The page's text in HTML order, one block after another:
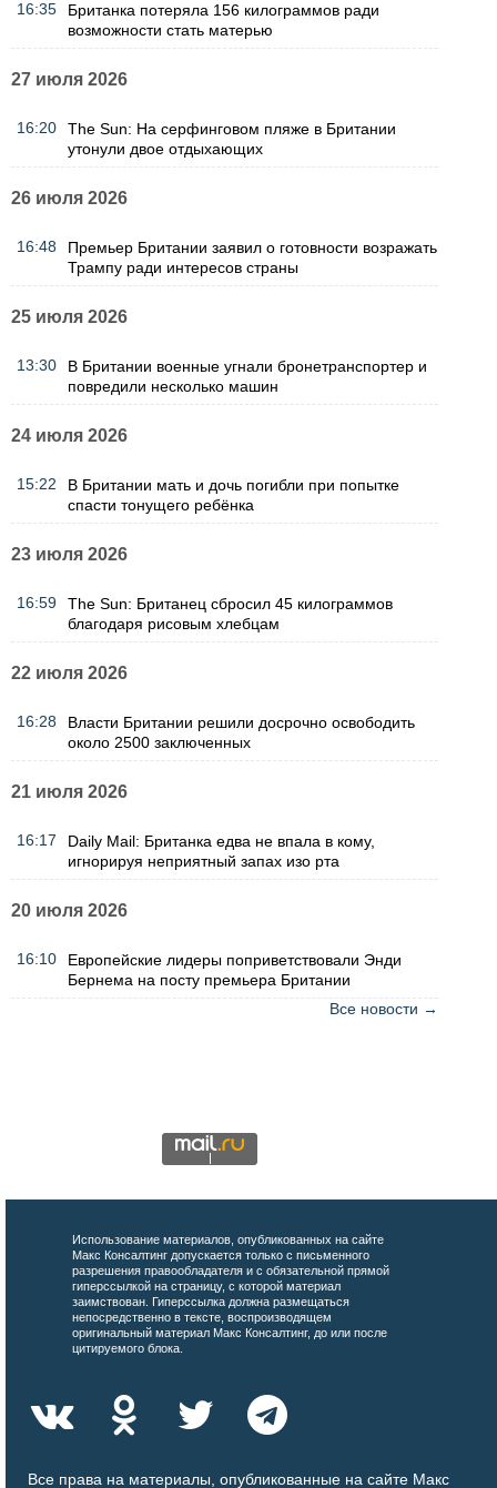
16:35
Британка потеряла 156 килограммов ради
возможности стать матерью
27 июля 2026
16:20
The Sun: На серфинговом пляже в Британии
утонули двое отдыхающих
26 июля 2026
16:48
Премьер Британии заявил о готовности возражать
Трампу ради интересов страны
25 июля 2026
13:30
В Британии военные угнали бронетранспортер и
повредили несколько машин
24 июля 2026
15:22
В Британии мать и дочь погибли при попытке
спасти тонущего ребёнка
23 июля 2026
16:59
The Sun: Британец сбросил 45 килограммов
благодаря рисовым хлебцам
22 июля 2026
16:28
Власти Британии решили досрочно освободить
около 2500 заключенных
21 июля 2026
16:17
Daily Mail: Британка едва не впала в кому,
игнорируя неприятный запах изо рта
20 июля 2026
16:10
Европейские лидеры поприветствовали Энди
Бернема на посту премьера Британии
Все новости →
Использование материалов, опубликованных на сайте
Макс Консалтинг допускается только с письменного
разрешения правообладателя и с обязательной прямой
гиперссылкой на страницу, с которой материал
заимствован. Гиперссылка должна размещаться
непосредственно в тексте, воспроизводящем
оригинальный материал Макс Консалтинг, до или после
цитируемого блока.
Все права на материалы, опубликованные на сайте Макс